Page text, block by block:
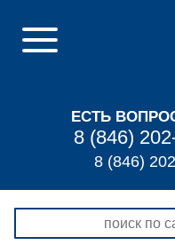
ЕСТЬ
8 (846)
8 (846)